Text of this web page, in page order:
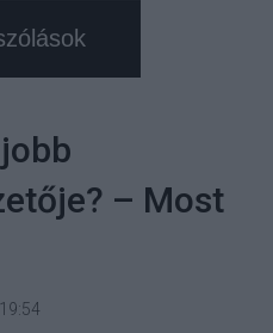
– Most